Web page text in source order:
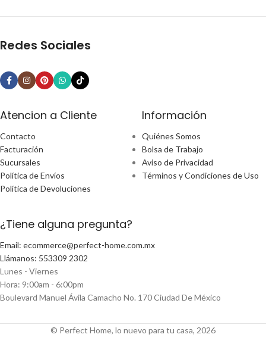
Redes Sociales
Atencion a Cliente
Contacto
Facturación
Sucursales
Política de Envíos
Política de Devoluciones
Información
Quiénes Somos
Bolsa de Trabajo
Aviso de Privacidad
Términos y Condiciones de Uso
¿Tiene alguna pregunta?
Email: ecommerce@perfect-home.com.mx
Llámanos: 553309 2302
Lunes - Viernes
Hora: 9:00am - 6:00pm
Boulevard Manuel Ávila Camacho No. 170 Ciudad De México
© Perfect Home, lo nuevo para tu casa, 2026